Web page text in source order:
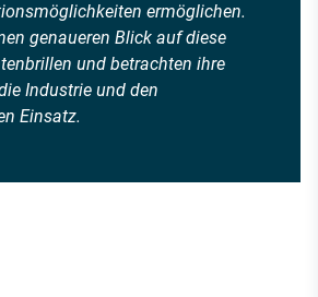
ermöglichen.
genaueren Blick auf diese
und betrachten ihre
Industrie und den
Einsatz.